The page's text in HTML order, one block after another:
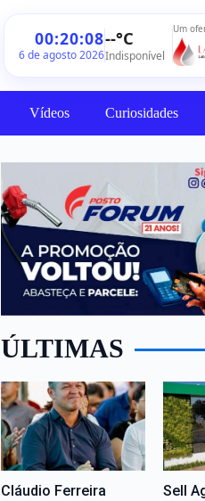
00:20:10
6 de agosto 2026
--°C
Indisponível
Um
Vídeos Curiosidades
ÚLTIMAS
Cláudio Ferreira
Sell